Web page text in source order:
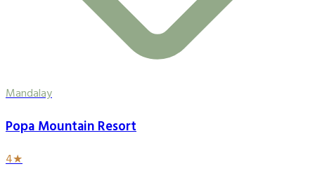
Mandalay
Popa Mountain Resort
4★